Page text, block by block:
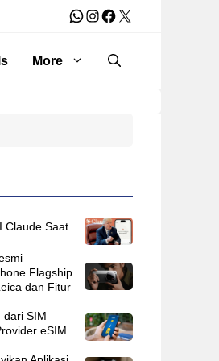
WhatsApp
Instagram
Facebook
X
More
Claude Saat
Flagship
dan Fitur
dari SIM
eSIM